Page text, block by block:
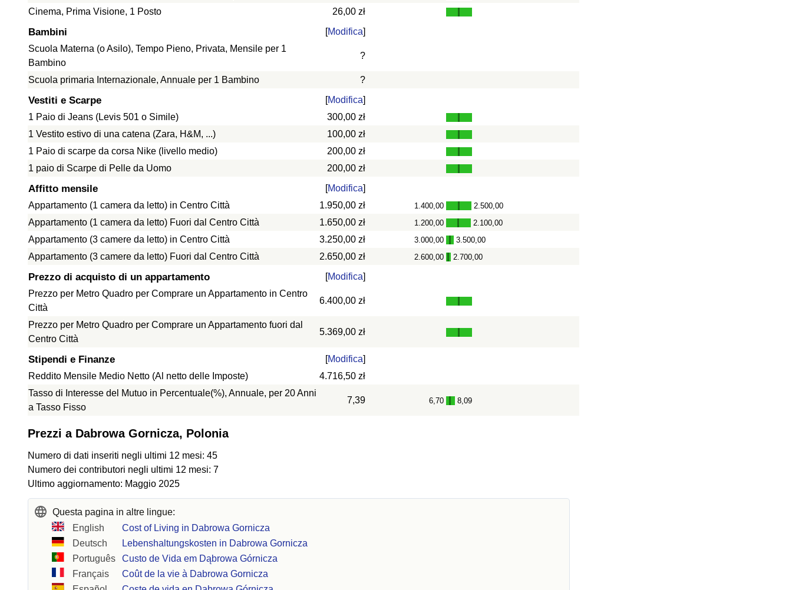
Cinema, Prima Visione, 1 Posto
26,00 zł
Bambini [Modifica]
Scuola Materna (o Asilo), Tempo Pieno, Privata, Mensile per 1
Bambino
?
Scuola primaria Internazionale, Annuale per 1 Bambino ?
Vestiti e Scarpe [Modifica]
1 Paio di Jeans (Levis 501 o Simile)
300,00 zł
1 Vestito estivo di una catena (Zara, H&M, ...)
100,00 zł
1 Paio di scarpe da corsa Nike (livello medio)
200,00 zł
1 paio di Scarpe di Pelle da Uomo
200,00 zł
Affitto mensile [Modifica]
Appartamento (1 camera da letto) in Centro Città
1.950,00 zł 1.400,00 - 2.500,00
Appartamento (1 camera da letto) Fuori dal Centro Città 1.650,00 zł 1.200,00 - 2.100,00
Appartamento (3 camere da letto) in Centro Città 3.250,00 zł 3.000,00 - 3.500,00
Appartamento (3 camere da letto) Fuori dal Centro Città 2.650,00 zł 2.600,00 - 2.700,00
Prezzo di acquisto di un appartamento [Modifica]
Prezzo per Metro Quadro per Comprare un Appartamento in Centro
Città
6.400,00 zł
Prezzo per Metro Quadro per Comprare un Appartamento fuori dal
Centro Città
5.369,00 zł
Stipendi e Finanze [Modifica]
Reddito Mensile Medio Netto (Al netto delle Imposte)
4.716,50 zł
Tasso di Interesse del Mutuo in Percentuale(%), Annuale, per 20 Anni
a Tasso Fisso
7,39 6,70 - 8,09
Prezzi a Dabrowa Gornicza, Polonia
Numero di dati inseriti negli ultimi 12 mesi: 45
Numero dei contributori negli ultimi 12 mesi: 7
Ultimo aggiornamento: Maggio 2025
Questa pagina in altre lingue:
English
Cost of Living in Dabrowa Gornicza
Deutsch
Lebenshaltungskosten in Dabrowa Gornicza
Português
Custo de Vida em Dąbrowa Górnicza
Français
Coût de la vie à Dabrowa Gornicza